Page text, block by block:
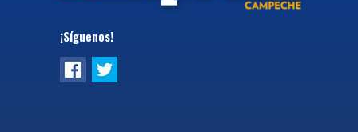
¡Síguenos!